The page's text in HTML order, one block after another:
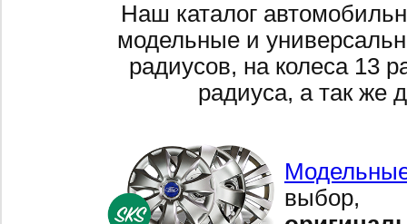
Наш каталог
модельные и
радиусов, на колеса 13
радиуса, а так же
выбор,